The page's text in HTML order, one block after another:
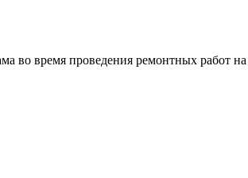
во время проведения ремонтных работ